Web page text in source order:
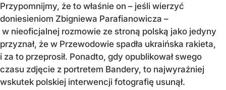
Przypomnijmy, że to właśnie on – jeśli wierzyć
doniesieniom Zbigniewa Parafianowicza –
w nieoficjalnej rozmowie ze stroną polską jako jedyny
przyznał, że w Przewodowie spadła ukraińska rakieta,
i za to przeprosił. Ponadto, gdy opublikował swego
czasu zdjęcie z portretem Bandery, to najwyraźniej
wskutek polskiej interwencji fotografię usunął.